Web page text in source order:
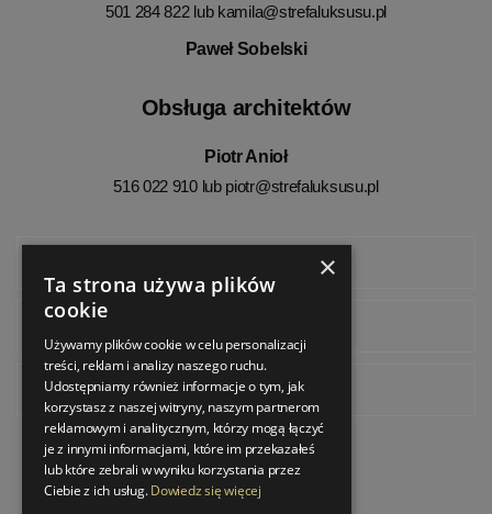
501 284 822 lub kamila@strefaluksusu.pl
Paweł Sobelski
Obsługa architektów
Piotr Anioł
516 022 910 lub piotr@strefaluksusu.pl
Pinterest
×
Ta strona używa plików
cookie
Używamy plików cookie w celu personalizacji
treści, reklam i analizy naszego ruchu.
Udostępniamy również informacje o tym, jak
korzystasz z naszej witryny, naszym partnerom
reklamowym i analitycznym, którzy mogą łączyć
je z innymi informacjami, które im przekazałeś
lub które zebrali w wyniku korzystania przez
Ciebie z ich usług.Dowiedz się więcej